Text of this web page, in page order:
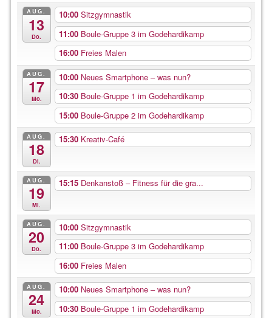
AUG.
13
Do.
10:00 Sitzgymnastik
11:00 Boule-Gruppe 3 im Godehardikamp
16:00 Freies Malen
AUG.
17
Mo.
10:00 Neues Smartphone – was nun?
10:30 Boule-Gruppe 1 im Godehardikamp
15:00 Boule-Gruppe 2 im Godehardikamp
AUG.
18
Di.
15:30 Kreativ-Café
AUG.
19
Mi.
15:15 Denkanstoß – Fitness für die gra...
AUG.
20
Do.
10:00 Sitzgymnastik
11:00 Boule-Gruppe 3 im Godehardikamp
16:00 Freies Malen
AUG.
24
Mo.
10:00 Neues Smartphone – was nun?
10:30 Boule-Gruppe 1 im Godehardikamp